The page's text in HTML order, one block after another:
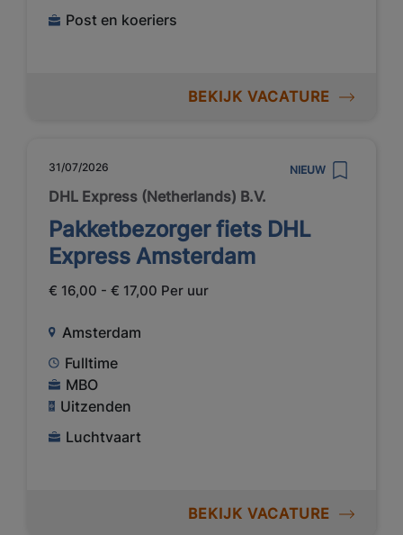
Post en koeriers
BEKIJK VACATURE
31/07/2026 NIEUW
DHL Express (Netherlands) B.V.
Pakketbezorger fiets DHL
Express Amsterdam
€ 16,00 - € 17,00 Per uur
Amsterdam
Fulltime
MBO
Uitzenden
Luchtvaart
BEKIJK VACATURE